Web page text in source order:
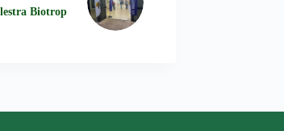
Biotrop